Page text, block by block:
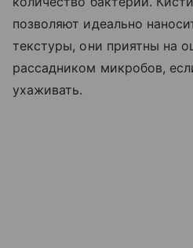
позволяют идеально
текстуры, они приятны на
рассадником микробов,
ухаживать.